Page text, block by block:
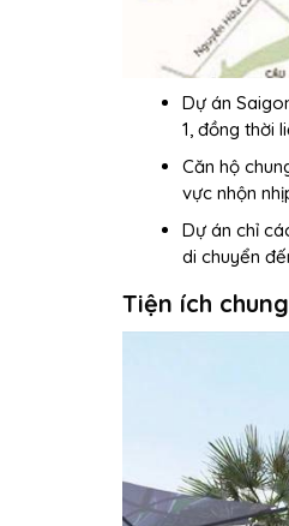
Dự án
1, đồng thời
Căn hộ
vực nhộn
Dự án chỉ
di chuyển
Tiện ích